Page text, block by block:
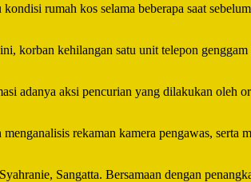
rumah kos selama beberapa saat
korban kehilangan satu unit telepon
adanya aksi pencurian yang dilakukan oleh
rekaman kamera pengawas,
Sangatta. Bersamaan dengan